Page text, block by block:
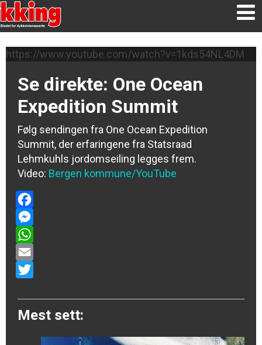
https://www.youtube.com/watch?v=1kds54NL4DM
Se direkte: One Ocean
Expedition Summit
Følg sendingen fra One Ocean Expedition
Summit, der erfaringene fra Statsraad
Lehmkuhls jordomseiling legges frem.
Video: Bergen kommune/YouTube
Facebook
Messenger
WhatsApp
Email
Mest sett: